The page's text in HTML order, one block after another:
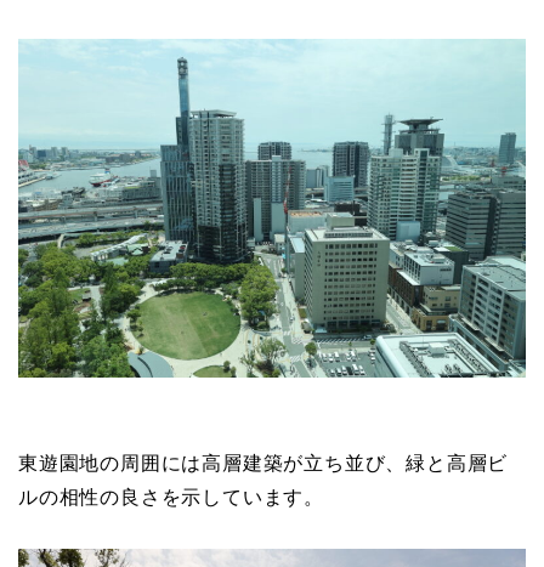
東遊園地の周囲には高層建築が立ち並び、緑と高層ビ
ルの相性の良さを示しています。